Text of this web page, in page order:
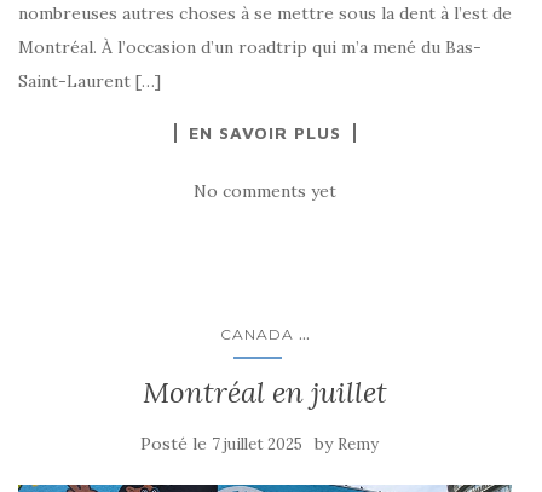
nombreuses autres choses à se mettre sous la dent à l’est de
Montréal. À l’occasion d’un roadtrip qui m’a mené du Bas-
Saint-Laurent […]
EN SAVOIR PLUS
No comments yet
CANADA ...
Montréal en juillet
Posté le 7 juillet 2025 by Remy